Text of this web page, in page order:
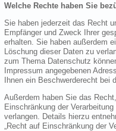
Welche Rechte haben Sie
Sie haben jederzeit das Recht
Empfänger und Zweck Ihrer
erhalten. Sie haben außerdem
Löschung dieser Daten zu
zum Thema Datenschutz
Impressum angegebenen
Ihnen ein Beschwerderecht bei
Außerdem haben Sie das
Einschränkung der
verlangen. Details hierzu
„Recht auf Einschränkung der